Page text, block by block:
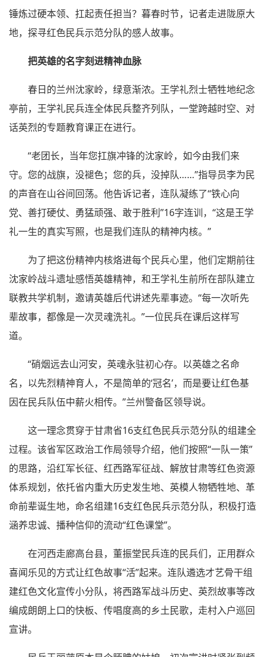
锤炼过硬本领、扛起责任担当？暮春时节，记者走进陇原大
地，探寻红色民兵示范分队的感人故事。
把英雄的名字刻进精神血脉
春日的兰州沈家岭，绿意渐浓。王学礼烈士牺牲地纪念
亭前，王学礼民兵连全体民兵整齐列队，一堂跨越时空、对
话英烈的专题教育课正在进行。
“老团长，当年您扛旗冲锋的沈家岭，如今由我们来
守。您的战旗，没褪色；您的兵，没掉队……”指导员李为民
的声音在山谷间回荡。他告诉记者，连队凝练了“铁心向
党、善打硬仗、勇猛顽强、敢于胜利”16字连训，“这是王学
礼一生的真实写照，也是我们连队的精神内核。”
为了把这份精神内核烙进每个民兵心里，他们定期前往
沈家岭战斗遗址感悟英雄精神，和王学礼生前所在部队建立
联教共学机制，邀请英雄后代讲述先辈事迹。“每一次听先
辈故事，都像是一次灵魂洗礼。”一位民兵在课后这样写
道。
“硝烟远去山河安，英魂永驻初心存。以英雄之名命
名，以先烈精神育人，不是简单的‘冠名’，而是要让红色基
因在民兵队伍中薪火相传。”兰州警备区领导说。
这一理念贯穿于甘肃省16支红色民兵示范分队的组建全
过程。该省军区政治工作局领导介绍，他们按照“一队一策”
的思路，沿红军长征、红西路军征战、解放甘肃等红色资源
体系规划，依托省内重大历史发生地、英模人物牺牲地、革
命前辈诞生地，命名组建16支红色民兵示范分队，积极打造
涵养忠诚、播种信仰的流动“红色课堂”。
在河西走廊高台县，董振堂民兵连的民兵们，正用群众
喜闻乐见的方式让红色故事“活”起来。连队遴选才艺骨干组
建红色文化宣传小分队，将西路军战斗历史、英烈故事等改
编成朗朗上口的快板、传唱度高的乡土民歌，走村入户巡回
宣讲。